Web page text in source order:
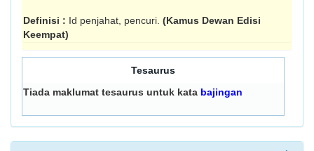
Definisi : Id penjahat, pencuri. (Kamus Dewan Edisi
Keempat)
Tesaurus
Tiada maklumat tesaurus untuk kata bajingan